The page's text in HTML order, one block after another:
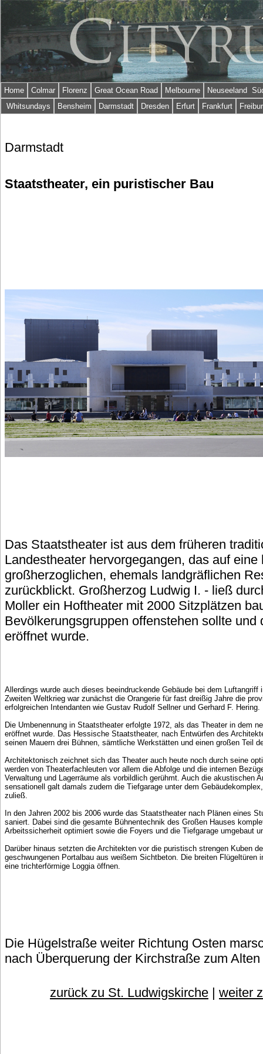
Home Colmar Florenz Great Ocean Road Melbourne
Neuseeland
Whitsundays
Bensheim Darmstadt Dresden Erfurt Frankfurt
Darmstadt
Staatstheater, ein puristischer Bau
Das Staatstheater ist aus dem früheren
Landestheater hervorgegangen, das auf eine
großherzoglichen, ehemals landgräflichen
zurückblickt. Großherzog Ludwig I. - ließ
Moller ein Hoftheater mit 2000 Sitzplätzen
Bevölkerungsgruppen offenstehen sollte und
eröffnet wurde.
Allerdings wurde auch dieses beeindruckende Gebäude bei dem
Zweiten Weltkrieg war zunächst die Orangerie für fast dreißig Jahre die
erfolgreichen Intendanten wie Gustav Rudolf Sellner und Gerhard F. Hering.
Die Umbenennung in Staatstheater erfolgte 1972, als das Theater in dem
eröffnet wurde. Das Hessische Staatstheater, nach Entwürfen des
seinen Mauern drei Bühnen, sämtliche Werkstätten und einen großen Teil
Architektonisch zeichnet sich das Theater auch heute noch durch seine
werden von Theaterfachleuten vor allem die Abfolge und die internen
Verwaltung und Lagerräume als vorbildlich gerühmt. Auch die akustischen
sensationell galt damals zudem die Tiefgarage unter dem
zuließ.
In den Jahren 2002 bis 2006 wurde das Staatstheater nach Plänen eines
saniert. Dabei sind die gesamte Bühnentechnik des Großen Hauses
Arbeitssicherheit optimiert sowie die Foyers und die Tiefgarage umgebaut
Darüber hinaus setzten die Architekten vor die puristisch strengen Kuben
geschwungenen Portalbau aus weißem Sichtbeton. Die breiten
eine trichterförmige Loggia öffnen.
Die Hügelstraße weiter Richtung Osten
nach Überquerung der Kirchstraße zum
zurück zu St. Ludwigskirche | weiter